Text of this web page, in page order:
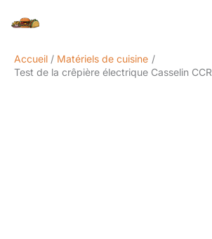
Accueil
Matériels de cuisine
Test de la crêpière électrique Casselin